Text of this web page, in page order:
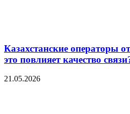
Казахстанские операторы
это повлияет качество
21.05.2026